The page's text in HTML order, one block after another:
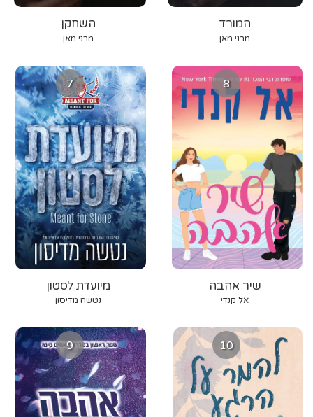
השחקן
מרני מאן
המורד
מרני מאן
7
מיועדת לסטון
נטשה מדיסון
8
שיר אהבה
אל קנדי
9 10